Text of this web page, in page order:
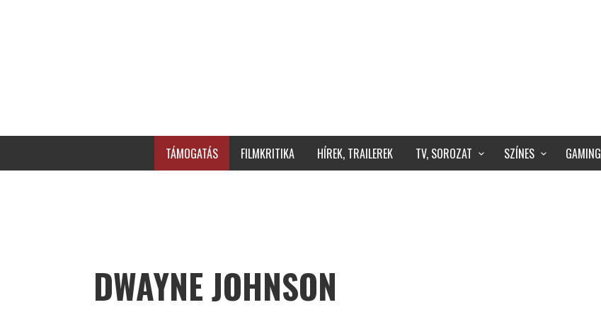
TÁMOGATÁS FILMKRITIKA HÍREK, TRAILEREK TV, SOROZAT SZÍNES GAMING
DWAYNE JOHNSON